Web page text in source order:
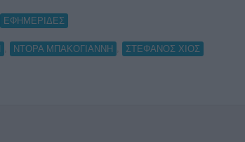
ΕΦΗΜΕΡΙΔΕΣ
ΝΤΟΡΑ ΜΠΑΚΟΓΙΑΝΝΗ ΣΤΕΦΑΝΟΣ ΧΙΟΣ